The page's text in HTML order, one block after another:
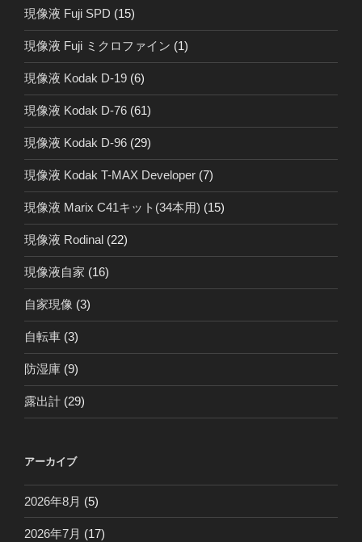
現像液 Fuji SPD (15)
現像液 Fuji ミクロファイン (1)
現像液 Kodak D-19 (6)
現像液 Kodak D-76 (61)
現像液 Kodak D-96 (29)
現像液 Kodak T-MAX Developer (7)
現像液 Marix C41キット(34本用) (15)
現像液 Rodinal (22)
現像液自家 (16)
自家現像 (3)
自転車 (3)
防湿庫 (9)
露出計 (29)
アーカイブ
2026年8月 (5)
2026年7月 (17)